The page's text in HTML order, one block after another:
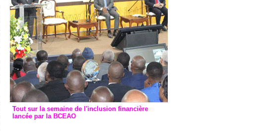
Tout sur la semaine de l'inclusion financière
lancée par la BCEAO